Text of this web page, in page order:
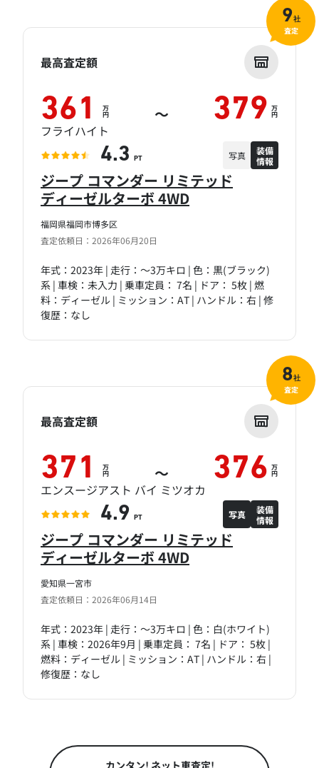
福岡県福岡市博多区
査定依頼日：2026年06月20日
ジープ コマンダー リミテッド
ディーゼルターボ 4WD
年式：2023年 | 走行：～3万キロ | 色：黒(ブラック)
系 | 車検：未入力 | 乗車定員： 7名 | ドア： 5枚 | 燃
料：ディーゼル | ミッション：AT | ハンドル：右 | 修
復歴：なし
最高査定額
361 万
円 ～ 379 万
円
フライハイト
4.3 PT 写真
装備
情報
9社
査定
愛知県一宮市
査定依頼日：2026年06月14日
ジープ コマンダー リミテッド
ディーゼルターボ 4WD
年式：2023年 | 走行：～3万キロ | 色：白(ホワイト)
系 | 車検：2026年9月 | 乗車定員： 7名 | ドア： 5枚 |
燃料：ディーゼル | ミッション：AT | ハンドル：右 |
修復歴：なし
最高査定額
371 万
円 ～ 376 万
円
エンスージアスト バイ ミツオカ
4.9 PT 写真
装備
情報
8社
査定